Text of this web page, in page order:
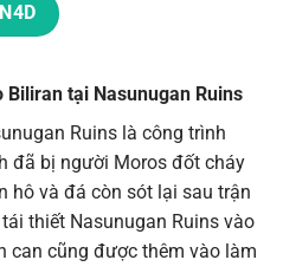
tại Nasunugan Ruins
Ruins là công trình
đã bị người Moros đốt cháy
hô và đá còn sót lại sau trận
thiết Nasunugan Ruins vào
can cũng được thêm vào làm